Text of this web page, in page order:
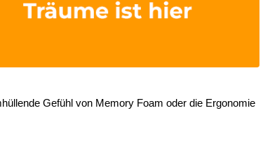
Gefühl von Memory Foam oder die Ergonomie